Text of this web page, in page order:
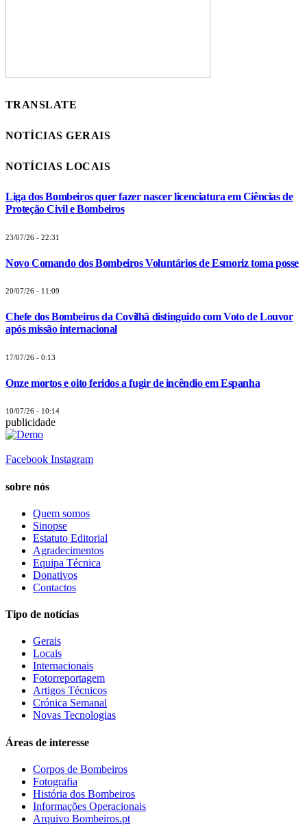
TRANSLATE
NOTÍCIAS GERAIS
NOTÍCIAS LOCAIS
Liga dos Bombeiros quer fazer nascer licenciatura em Ciências de
Proteção Civil e Bombeiros
23/07/26 - 22:31
Novo Comando dos Bombeiros Voluntários de Esmoriz toma posse
20/07/26 - 11:09
Chefe dos Bombeiros da Covilhã distinguido com Voto de Louvor
após missão internacional
17/07/26 - 0:13
Onze mortos e oito feridos a fugir de incêndio em Espanha
10/07/26 - 10:14
publicidade
Facebook Instagram
sobre nós
Quem somos
Sinopse
Estatuto Editorial
Agradecimentos
Equipa Técnica
Donativos
Contactos
Tipo de notícias
Gerais
Locais
Internacionais
Fotorreportagem
Artigos Técnicos
Crónica Semanal
Novas Tecnologias
Áreas de interesse
Corpos de Bombeiros
Fotografia
História dos Bombeiros
Informações Operacionais
Arquivo Bombeiros.pt